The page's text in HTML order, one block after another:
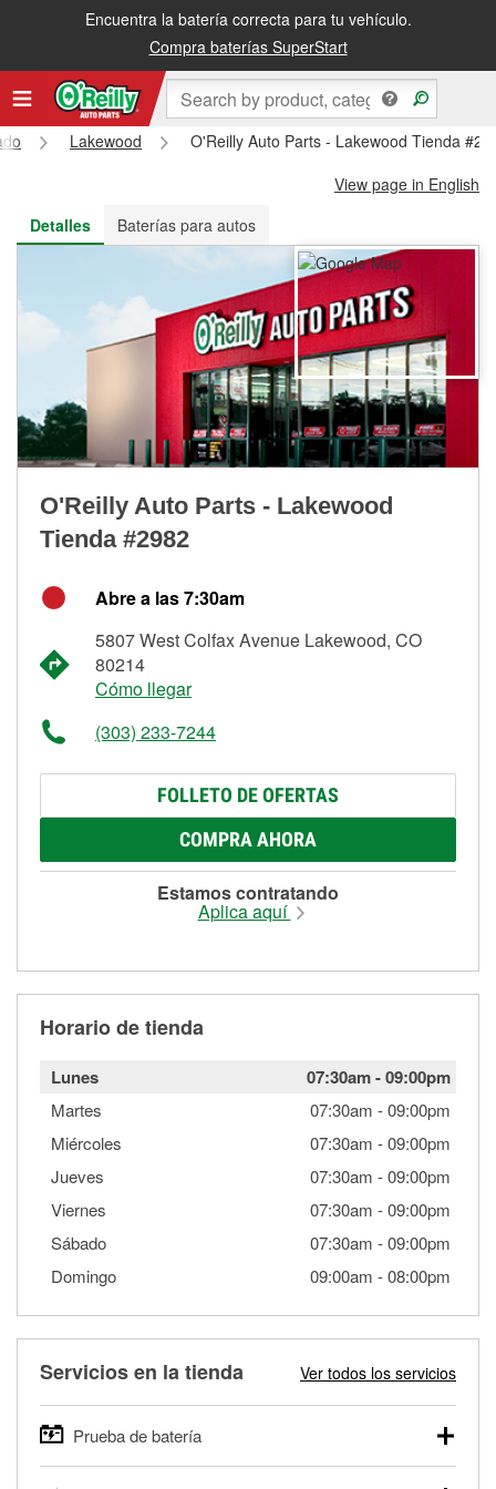
Encuentra la batería correcta para tu vehículo.
Compra baterías SuperStart
Recibe tu orden gratis al día siguiente o recógela en la tienda
Lakewood
O'Reilly Auto Parts - Lakewood Tienda
View page in English
Detalles
Baterías para autos
O'Reilly Auto Parts - Lakewood
Tienda #2982
Abre a las 7:30am
5807 West Colfax Avenue Lakewood, CO
80214
Cómo llegar
(303) 233-7244
FOLLETO DE OFERTAS
COMPRA AHORA
Estamos contratando
Aplica aquí
Horario de tienda
Lunes 07:30am-09:00pm
Martes 07:30am -09:00pm
Miércoles
07:30am -09:00pm
Jueves
07:30am -09:00pm
Viernes
07:30am -09:00pm
Sábado
07:30am -09:00pm
Domingo
09:00am -08:00pm
Servicios en la tienda Ver todos los servicios
Prueba de batería